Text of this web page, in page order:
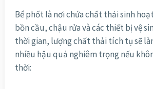
Bể phốt là nơi chứa chất thải sinh
bồn cầu, chậu rửa và các thiết bị vệ
thời gian, lượng chất thải tích tụ sẽ
nhiều hậu quả nghiêm trọng nếu
thời: